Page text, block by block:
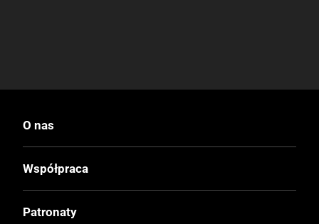
O nas
Współpraca
Patronaty